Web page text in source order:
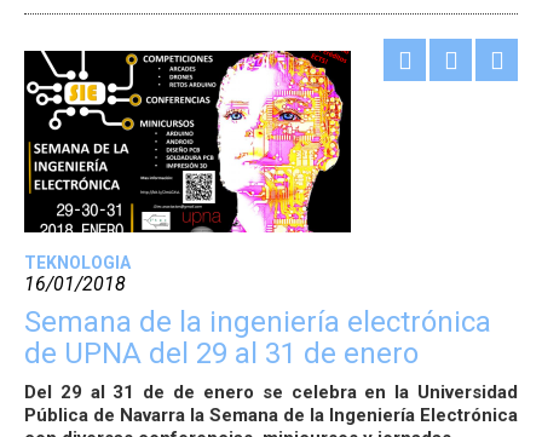
TEKNOLOGIA
16/01/2018
Semana de la ingeniería electrónica
de UPNA del 29 al 31 de enero
Del 29 al 31 de de enero se celebra en la Universidad
Pública de Navarra la Semana de la Ingeniería Electrónica